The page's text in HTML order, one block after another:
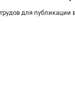
для публикации